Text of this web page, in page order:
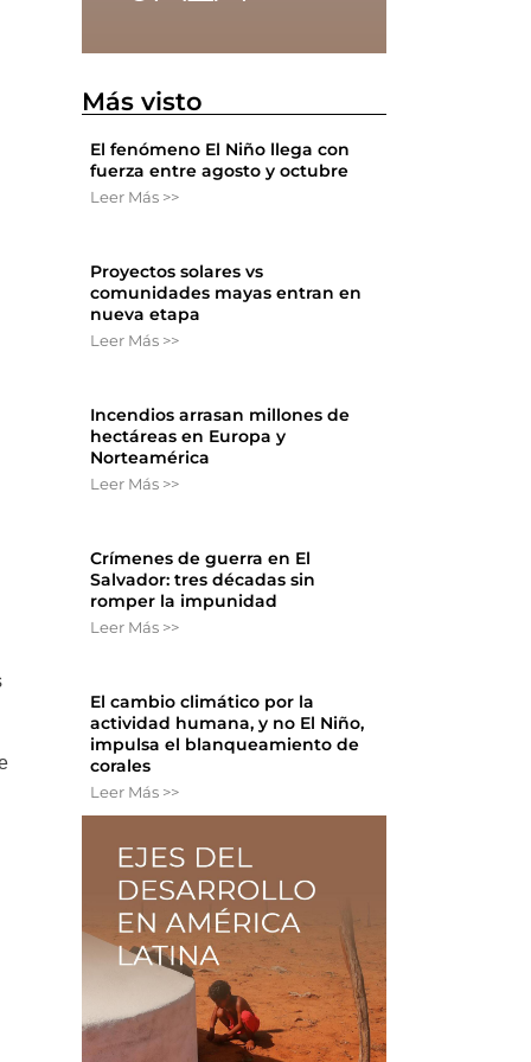
Más visto
El fenómeno El Niño llega con
fuerza entre agosto y octubre
Leer Más >>
Proyectos solares vs
comunidades mayas entran en
nueva etapa
Leer Más >>
Incendios arrasan millones de
hectáreas en Europa y
Norteamérica
Leer Más >>
Crímenes de guerra en El
Salvador: tres décadas sin
romper la impunidad
Leer Más >>
El cambio climático por la
actividad humana, y no El Niño,
impulsa el blanqueamiento de
corales
Leer Más >>